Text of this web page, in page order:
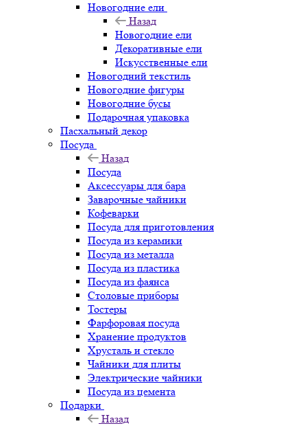
Новогодние ели
Назад
Новогодние ели
Декоративные ели
Искусственные ели
Новогодний текстиль
Новогодние фигуры
Новогодние бусы
Подарочная упаковка
Пасхальный декор
Посуда
Назад
Посуда
Аксессуары для бара
Заварочные чайники
Кофеварки
Посуда для приготовления
Посуда из керамики
Посуда из металла
Посуда из пластика
Посуда из фаянса
Столовые приборы
Тостеры
Фарфоровая посуда
Хранение продуктов
Хрусталь и стекло
Чайники для плиты
Электрические чайники
Посуда из цемента
Подарки
Назад